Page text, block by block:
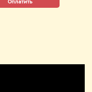
Оплатить